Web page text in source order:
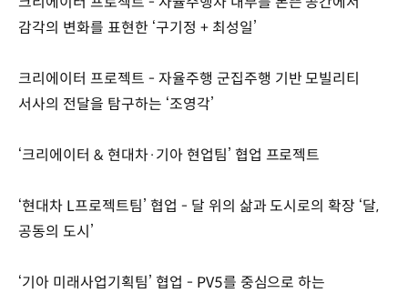
감각의 변화를 표현한 ‘구기정 + 최성일’
크리에이터 프로젝트 - 자율주행 군집주행 기반 모빌리티
서사의 전달을 탐구하는 ‘조영각’
‘크리에이터 & 현대차·기아 현업팀’ 협업 프로젝트
‘현대차 L프로젝트팀’ 협업 - 달 위의 삶과 도시로의 확장 ‘달,
공동의 도시’
‘기아 미래사업기획팀’ 협업 - PV5를 중심으로 하는